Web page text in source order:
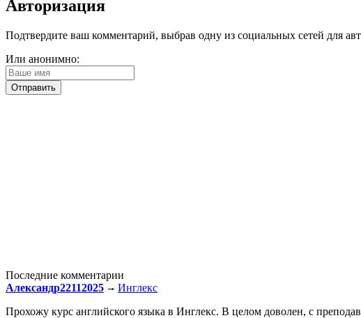
Авторизация
Подтвердите ваш комментарий, выбрав одну из социальных сетей для
Или анонимно:
Последние комментарии
Александр22112025
Инглекс
Прохожу курс английского языка в Инглекс. В целом доволен, с